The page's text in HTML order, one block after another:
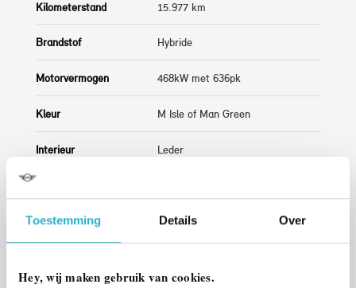
Toestemming Details Over
Hey, wij maken gebruik van cookies.
Kilometerstand 15.977 km
Brandstof Hybride
Motorvermogen 468kW met 636pk
Kleur M Isle of Man Green
Interieur Leder
ALLE OPTIES EN SPECIFICATIES